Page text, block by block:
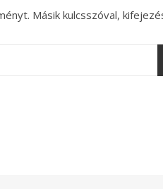
Másik kulcsszóval,